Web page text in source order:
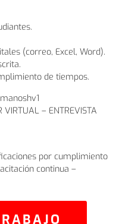
(correo, Excel, Word).
de tiempos.
– ENTREVISTA
por cumplimiento
continua –